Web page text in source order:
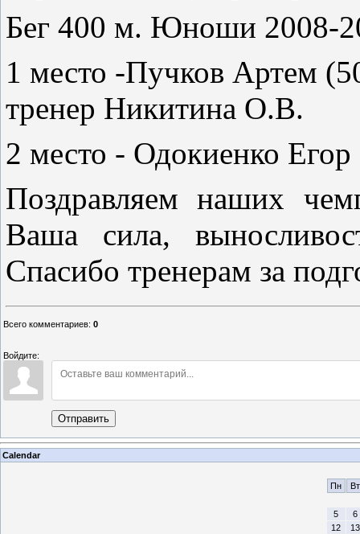
Бег 400 м. Юноши 2008-
1 место -Пучков Артем
тренер Никитина О.В.
2 место - Одокиенко
Поздравляем наших
Ваша сила,
Спасибо тренерам за
Всего комментариев: 0
Войдите:
Отправить
Calendar
Пн Вт
5
6
12
13